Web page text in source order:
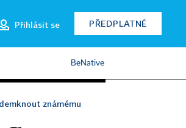
Přihlásit se PŘEDPLATNÉ
BeNative
známému